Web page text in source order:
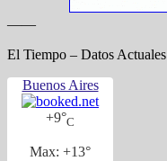
——
El Tiempo – Datos Actuales
Buenos Aires
+9°C
Max: +13°